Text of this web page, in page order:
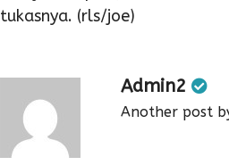
tukasnya. (rls/joe)
Admin2
Another post